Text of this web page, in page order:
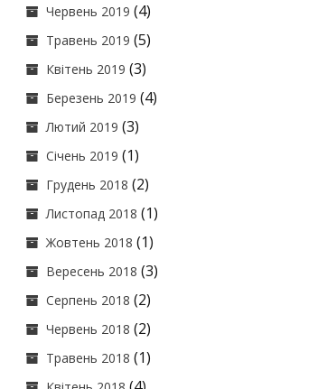
Червень 2019 (4)
Травень 2019 (5)
Квітень 2019 (3)
Березень 2019 (4)
Лютий 2019 (3)
Січень 2019 (1)
Грудень 2018 (2)
Листопад 2018 (1)
Жовтень 2018 (1)
Вересень 2018 (3)
Серпень 2018 (2)
Червень 2018 (2)
Травень 2018 (1)